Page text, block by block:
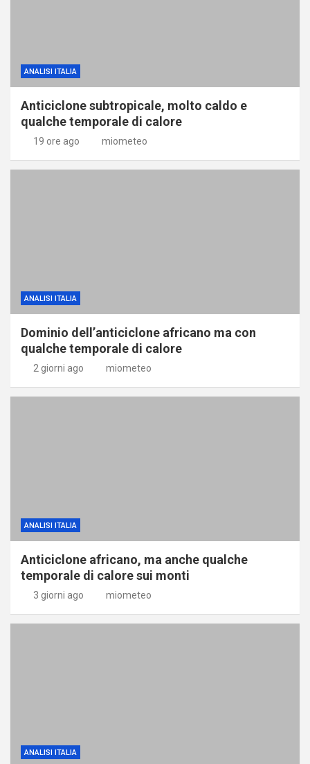
ANALISI ITALIA
Anticiclone subtropicale, molto caldo e
qualche temporale di calore
19 ore ago miometeo
ANALISI ITALIA
Dominio dell’anticiclone africano ma con
qualche temporale di calore
2 giorni ago miometeo
ANALISI ITALIA
Anticiclone africano, ma anche qualche
temporale di calore sui monti
3 giorni ago miometeo
ANALISI ITALIA